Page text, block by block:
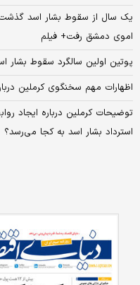
یک سال از سقوط بشار اسد
اموی دمشق رفت+ فیلم
پوتین اولین سالگرد سقوط بشار
اظهارات مهم سخنگوی کرملین
توضیحات کرملین درباره ایجاد
استرداد بشار اسد به کجا می‌رسد؟